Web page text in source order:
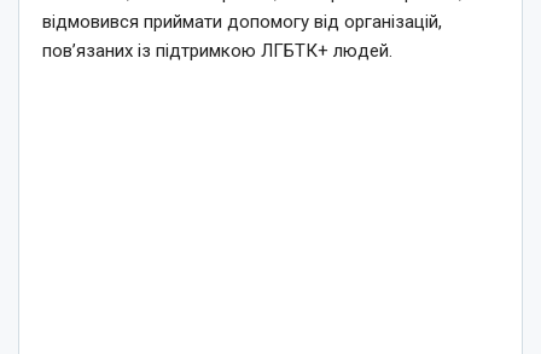
відмовився приймати допомогу від організацій,
пов’язаних із підтримкою ЛГБТК+ людей.